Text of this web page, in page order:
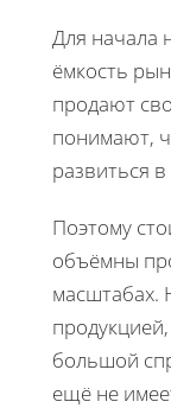
Для начала
ёмкость
продают
понимают,
развиться
Поэтому
объёмны
масштабах.
большой
ещё не